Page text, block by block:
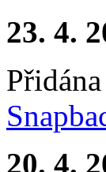
23. 4.
20. 4.